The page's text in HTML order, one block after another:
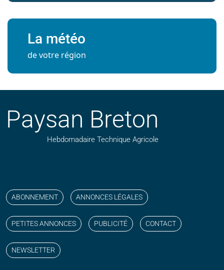
La météo
de votre région
Paysan Breton
Hebdomadaire Technique Agricole
ABONNEMENT ANNONCES LÉGALES
PETITES ANNONCES PUBLICITÉ CONTACT
NEWSLETTER